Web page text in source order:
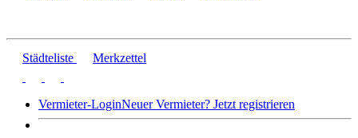
Städteliste Merkzettel
Vermieter-LoginNeuer Vermieter? Jetzt registrieren